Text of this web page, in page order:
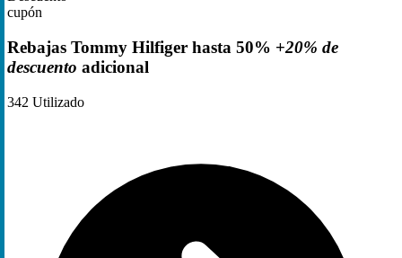
cupón
Rebajas Tommy Hilfiger hasta 50% +20% de
descuento adicional
342 Utilizado